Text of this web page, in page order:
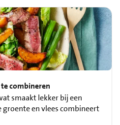
combineren
smaakt lekker bij een
groente en vlees combineert